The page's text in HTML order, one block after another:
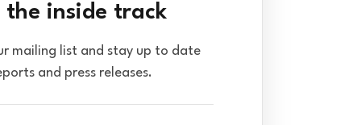
the inside track
mailing list and stay up to date
and press releases.